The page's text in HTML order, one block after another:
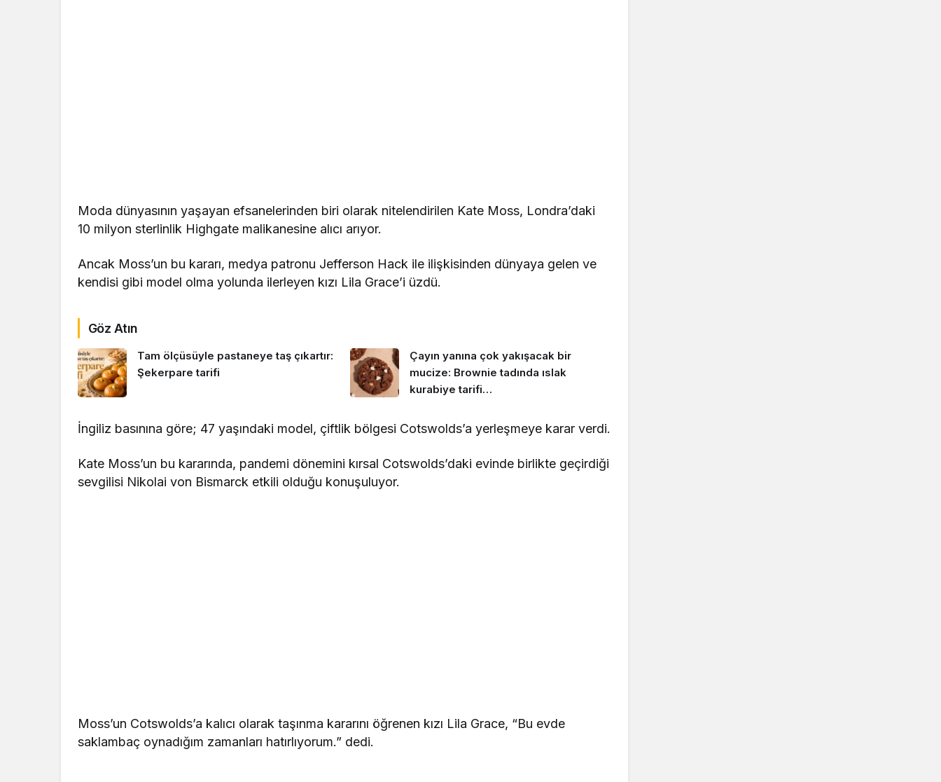
Moda dünyasının yaşayan efsanelerinden biri olarak nitelendirilen Kate Moss, Londra’daki
10 milyon sterlinlik Highgate malikanesine alıcı arıyor.
Ancak Moss’un bu kararı, medya patronu Jefferson Hack ile ilişkisinden dünyaya gelen ve
kendisi gibi model olma yolunda ilerleyen kızı Lila Grace’i üzdü.
Göz Atın
Tam ölçüsüyle pastaneye taş çıkartır:
Şekerpare tarifi
Çayın yanına çok yakışacak bir
mucize: Brownie tadında ıslak
kurabiye tarifi…
İngiliz basınına göre; 47 yaşındaki model, çiftlik bölgesi Cotswolds’a yerleşmeye karar verdi.
Kate Moss’un bu kararında, pandemi dönemini kırsal Cotswolds’daki evinde birlikte geçirdiği
sevgilisi Nikolai von Bismarck etkili olduğu konuşuluyor.
Moss’un Cotswolds’a kalıcı olarak taşınma kararını öğrenen kızı Lila Grace, “Bu evde
saklambaç oynadığım zamanları hatırlıyorum.” dedi.